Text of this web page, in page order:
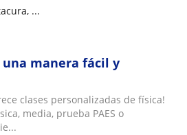
...
una manera fácil y
clases personalizadas de física!
media, prueba PAES o